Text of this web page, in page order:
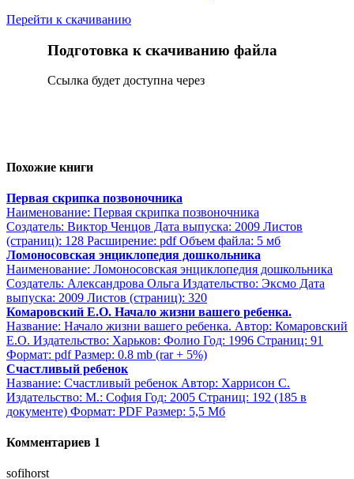
Перейти к скачиванию
Подготовка к скачиванию файла
Сcылка будет доступна через
Похожие книги
Первая скрипка позвоночника
Наименование: Первая скрипка позвоночника
Создатель: Виктор Ченцов Дата выпуска: 2009 Листов
(страниц): 128 Расширение: pdf Объем файла: 5 мб
Ломоносовская энциклопедия дошкольника
Наименование: Ломоносовская энциклопедия дошкольника
Создатель: Александрова Ольга Издательство: Эксмо Дата
выпуска: 2009 Листов (страниц): 320
Комаровский Е.О. Начало жизни вашего ребенка.
Название: Начало жизни вашего ребенка. Автор: Комаровский
Е.О. Издательство: Харьков: Фолио Год: 1996 Страниц: 91
Формат: pdf Размер: 0.8 mb (rar + 5%)
Счастливый ребенок
Название: Счастливый ребенок Автор: Харрисон С.
Издательство: М.: София Год: 2005 Страниц: 192 (185 в
документе) Формат: PDF Размер: 5,5 Мб
Комментариев 1
sofihorst